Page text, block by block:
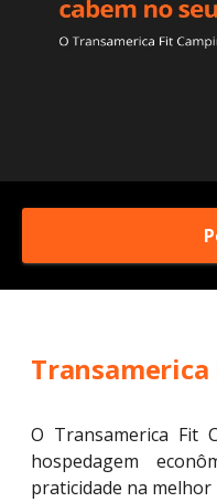
Transamerica
O Transamerica Fit
hospedagem
praticidade na melhor